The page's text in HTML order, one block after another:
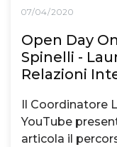
07/04/2020
Open Day
Spinelli -
Relazioni
Il Coordinatore
YouTube
articola il